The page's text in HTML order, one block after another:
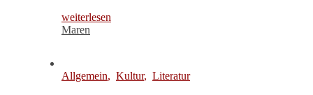
weiterlesen
Maren
Allgemein, Kultur, Literatur